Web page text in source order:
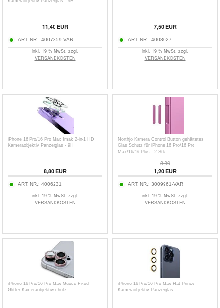
Kameraobjektiv Panzerglas - 9H
11,40EUR
ART. NR.: 4007359-VAR
inkl. 19 % MwSt. zzgl.
VERSANDKOSTEN
7,50EUR
ART. NR.: 4008027
inkl. 19 % MwSt. zzgl.
VERSANDKOSTEN
iPhone 16 Pro/16 Pro Max Imak 2-in-1 HD
Kameraobjektiv Panzerglas - 9H
8,80EUR
ART. NR.: 4006231
inkl. 19 % MwSt. zzgl.
VERSANDKOSTEN
Northjo Kamera Control Button gehärtetes
Glas Schutz für iPhone 16 Pro/16 Pro
Max/16/16 Plus - 2 Stk.
8,80
1,20EUR
ART. NR.: 3009961-VAR
inkl. 19 % MwSt. zzgl.
VERSANDKOSTEN
iPhone 16 Pro/16 Pro Max Guess Fixed
Glitter Kameraobjektivschutz
iPhone 16 Pro/16 Pro Max Hat Prince
Kameraobjektiv Panzerglas